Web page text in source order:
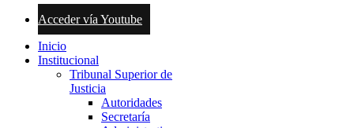
Acceder vía Youtube
Inicio
Institucional
Tribunal Superior de
Justicia
Autoridades
Secretaría